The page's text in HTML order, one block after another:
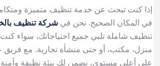
إذا كنت تبحث عن خدمة تنظيف متميزة
في المكان الصحيح. نحن في شركة تنظيف
تنظيف شاملة تلبي جميع احتياجاتك، سواء
منزل، مكتب، أو حتى منشأة تجارية. مع
على أعلى مستوى، نضمن لك بيئة نظيفة